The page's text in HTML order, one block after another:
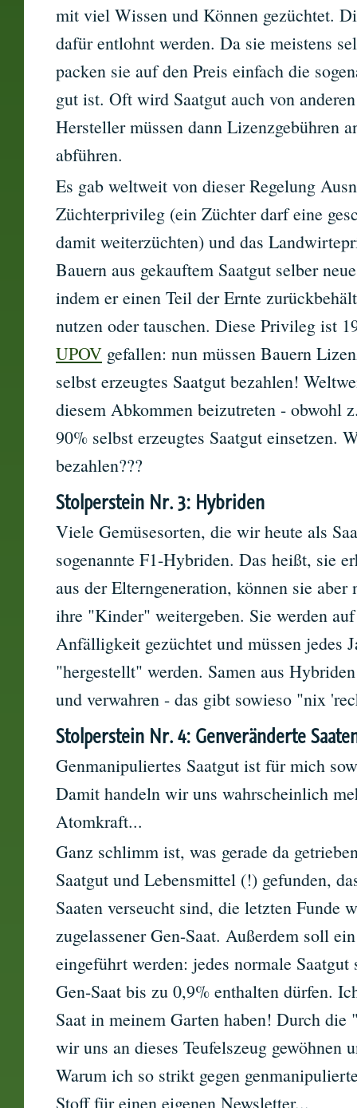
mit viel Wissen und Können gezüchtet.
dafür entlohnt werden. Da sie meistens
packen sie auf den Preis einfach die
gut ist. Oft wird Saatgut auch von
Hersteller müssen dann Lizenzgebühren
abführen.
Es gab weltweit von dieser Regelung
Züchterprivileg (ein Züchter darf eine
damit weiterzüchten) und das
Bauern aus gekauftem Saatgut selber
indem er einen Teil der Ernte
nutzen oder tauschen. Diese Privileg ist
UPOV gefallen: nun müssen Bauern
selbst erzeugtes Saatgut bezahlen!
diesem Abkommen beizutreten - obwohl
90% selbst erzeugtes Saatgut einsetzen.
bezahlen???
Stolperstein Nr. 3: Hybriden
Viele Gemüsesorten, die wir heute als
sogenannte F1-Hybriden. Das heißt, sie
aus der Elterngeneration, können sie
ihre "Kinder" weitergeben. Sie werden
Anfälligkeit gezüchtet und müssen jedes
"hergestellt" werden. Samen aus
und verwahren - das gibt sowieso "nix
Stolperstein Nr. 4: Genveränderte
Genmanipuliertes Saatgut ist für mich
Damit handeln wir uns wahrscheinlich
Atomkraft...
Ganz schlimm ist, was gerade da
Saatgut und Lebensmittel (!) gefunden,
Saaten verseucht sind, die letzten Funde
zugelassener Gen-Saat. Außerdem soll
eingeführt werden: jedes normale
Gen-Saat bis zu 0,9% enthalten dürfen.
Saat in meinem Garten haben! Durch
wir uns an dieses Teufelszeug gewöhnen
Warum ich so strikt gegen
Stoff für einen eigenen Newsletter...